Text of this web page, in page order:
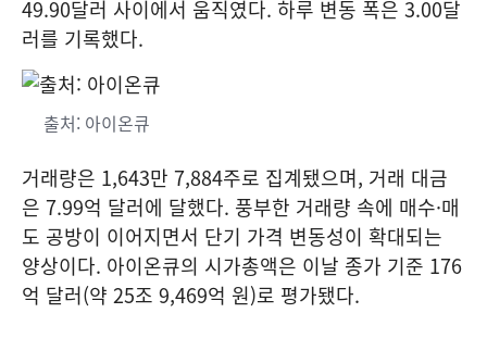
49.90달러 사이에서 움직였다. 하루 변동 폭은 3.00달
러를 기록했다.
출처: 아이온큐
거래량은 1,643만 7,884주로 집계됐으며, 거래 대금
은 7.99억 달러에 달했다. 풍부한 거래량 속에 매수·매
도 공방이 이어지면서 단기 가격 변동성이 확대되는
양상이다. 아이온큐의 시가총액은 이날 종가 기준 176
억 달러(약 25조 9,469억 원)로 평가됐다.